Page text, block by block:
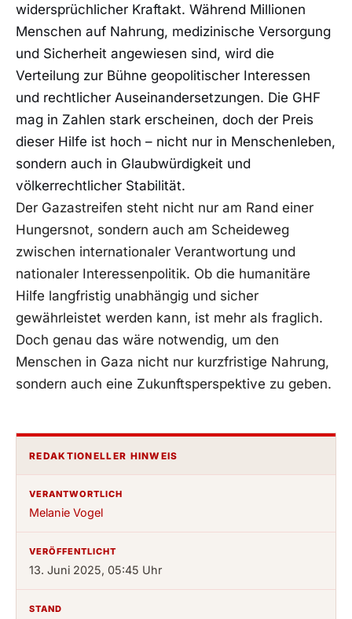
widersprüchlicher Kraftakt. Während Millionen
Menschen auf Nahrung, medizinische Versorgung
und Sicherheit angewiesen sind, wird die
Verteilung zur Bühne geopolitischer Interessen
und rechtlicher Auseinandersetzungen. Die GHF
mag in Zahlen stark erscheinen, doch der Preis
dieser Hilfe ist hoch – nicht nur in Menschenleben,
sondern auch in Glaubwürdigkeit und
völkerrechtlicher Stabilität.
Der Gazastreifen steht nicht nur am Rand einer
Hungersnot, sondern auch am Scheideweg
zwischen internationaler Verantwortung und
nationaler Interessenpolitik. Ob die humanitäre
Hilfe langfristig unabhängig und sicher
gewährleistet werden kann, ist mehr als fraglich.
Doch genau das wäre notwendig, um den
Menschen in Gaza nicht nur kurzfristige Nahrung,
sondern auch eine Zukunftsperspektive zu geben.
REDAKTIONELLER HINWEIS
VERANTWORTLICH
Melanie Vogel
VERÖFFENTLICHT
13. Juni 2025, 05:45 Uhr
STAND